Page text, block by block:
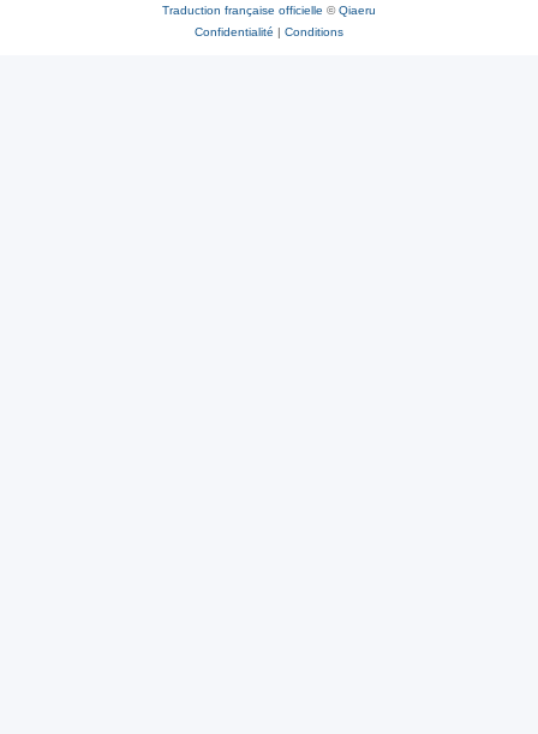
Traduction française officielle ©Qiaeru
Confidentialité | Conditions